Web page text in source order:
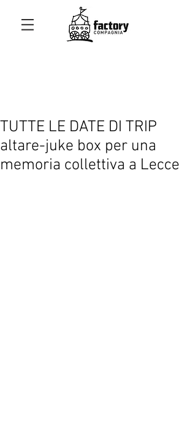
TUTTE LE DATE DI TRIP
altare-juke box per una
memoria collettiva a Lecce